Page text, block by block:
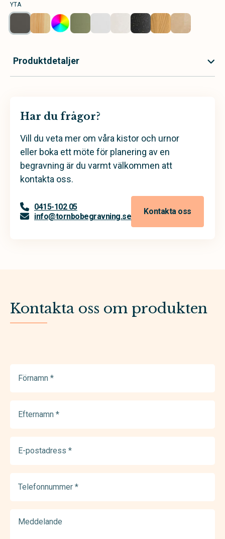
YTA
Produktdetaljer
Har du frågor?
Vill du veta mer om våra kistor och urnor
eller boka ett möte för planering av en
begravning är du varmt välkommen att
kontakta oss.
0415-102 05
info@tornbobegravning.se
Kontakta oss
Kontakta oss om produkten
(Required)
(Required)
postadress
(Required)